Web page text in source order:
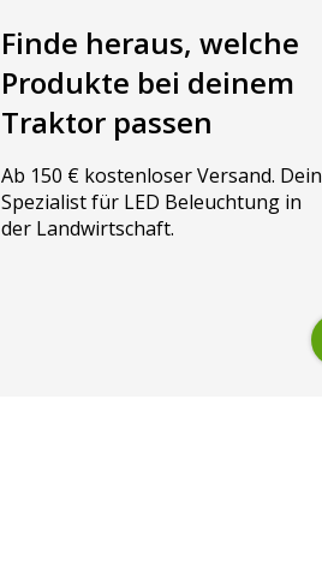
Finde heraus, welche
Produkte bei deinem
Traktor passen
Ab 150 € kostenloser Versand. Dein
Spezialist für LED Beleuchtung in
der Landwirtschaft.